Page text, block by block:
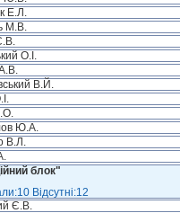
Е.Л.
М.В.
О.І.
В.Й.
Ю.А.
В.Л.
блок"
Відсутні:12
Є.В.